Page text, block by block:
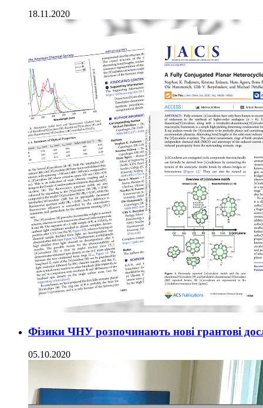
18.11.2020
Фізики ЧНУ розпочинають нові грантові
05.10.2020